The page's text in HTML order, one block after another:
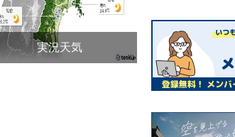
実況天気